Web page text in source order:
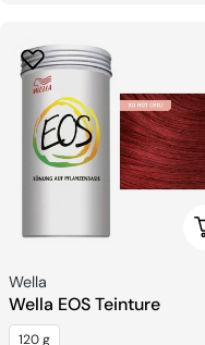
Fournisseur:
Wella
Wella EOS Teinture
120 g